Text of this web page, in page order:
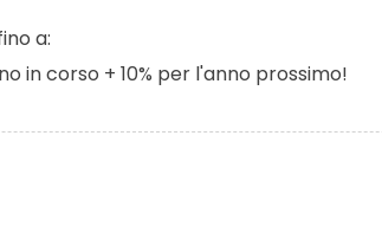
a:
in corso + 10% per l'anno prossimo!